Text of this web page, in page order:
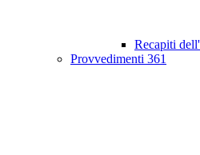
Recapiti
Provvedimenti 361